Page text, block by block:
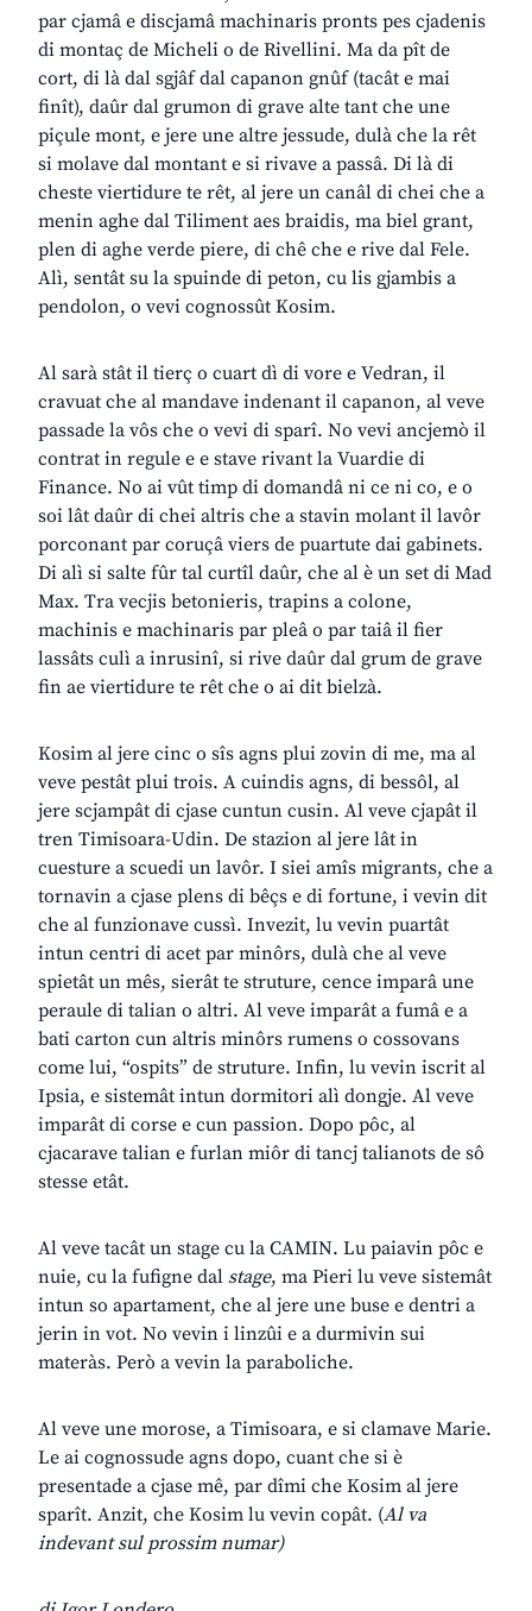
par cjamâ e discjamâ machinaris pronts pes cjadenis
di montaç de Micheli o de Rivellini. Ma da pît de
cort, di là dal sgjâf dal capanon gnûf (tacât e mai
finît), daûr dal grumon di grave alte tant che une
piçule mont, e jere une altre jessude, dulà che la rêt
si molave dal montant e si rivave a passâ. Di là di
cheste viertidure te rêt, al jere un canâl di chei che a
menin aghe dal Tiliment aes braidis, ma biel grant,
plen di aghe verde piere, di chê che e rive dal Fele.
Alì, sentât su la spuinde di peton, cu lis gjambis a
pendolon, o vevi cognossût Kosim.
Al sarà stât il tierç o cuart dì di vore e Vedran, il
cravuat che al mandave indenant il capanon, al veve
passade la vôs che o vevi di sparî. No vevi ancjemò il
contrat in regule e e stave rivant la Vuardie di
Finance. No ai vût timp di domandâ ni ce ni co, e o
soi lât daûr di chei altris che a stavin molant il lavôr
porconant par coruçâ viers de puartute dai gabinets.
Di alì si salte fûr tal curtîl daûr, che al è un set di Mad
Max. Tra vecjis betonieris, trapins a colone,
machinis e machinaris par pleâ o par taiâ il fier
lassâts culì a inrusinî, si rive daûr dal grum de grave
fin ae viertidure te rêt che o ai dit bielzà.
Kosim al jere cinc o sîs agns plui zovin di me, ma al
veve pestât plui trois. A cuindis agns, di bessôl, al
jere scjampât di cjase cuntun cusin. Al veve cjapât il
tren Timisoara-Udin. De stazion al jere lât in
cuesture a scuedi un lavôr. I siei amîs migrants, che a
tornavin a cjase plens di bêçs e di fortune, i vevin dit
che al funzionave cussì. Invezit, lu vevin puartât
intun centri di acet par minôrs, dulà che al veve
spietât un mês, sierât te struture, cence imparâ une
peraule di talian o altri. Al veve imparât a fumâ e a
bati carton cun altris minôrs rumens o cossovans
come lui, “ospits” de struture. Infin, lu vevin iscrit al
Ipsia, e sistemât intun dormitori alì dongje. Al veve
imparât di corse e cun passion. Dopo pôc, al
cjacarave talian e furlan miôr di tancj talianots de sô
stesse etât.
Al veve tacât un stage cu la CAMIN. Lu paiavin pôc e
nuie, cu la fufigne dal stage, ma Pieri lu veve sistemât
intun so apartament, che al jere une buse e dentri a
jerin in vot. No vevin i linzûi e a durmivin sui
materàs. Però a vevin la paraboliche.
Al veve une morose, a Timisoara, e si clamave Marie.
Le ai cognossude agns dopo, cuant che si è
presentade a cjase mê, par dîmi che Kosim al jere
sparît. Anzit, che Kosim lu vevin copât. (Al va
indevant sul prossim numar)